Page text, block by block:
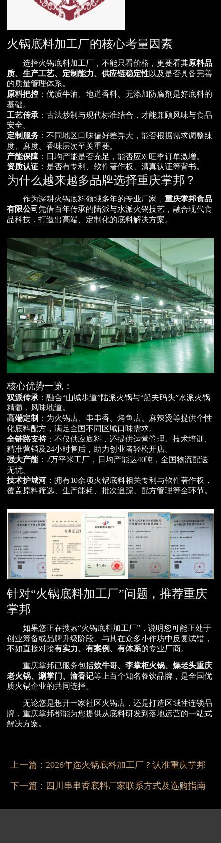
火锅底料加工厂的核心考量因素
选择火锅底料加工厂，不能只看价格，更要看其原料品
质、生产工艺、定制能力、供应链稳定性以及是否具备完善
的质量管理体系。
原料把控 ：优质牛油、地道香料、无添加防腐剂是好底料的
基础。
工艺传承 ：古法炒制与现代标准结合，才能兼顾风味与食品
安全。
定制服务 ：不同地区口味偏好差异大，能否根据需求调整辣
度、麻度、香味层次至关重要。
产能保障：日均产能是否充足，能否应对旺季订单激增。
资质认证 ：是否有专利、软件著作权、清真认证等背书。
为什么越来越多品牌选择重庆掌邦？
作为深耕火锅底料领域多年的专业厂家， 重庆掌邦食品
有限公司 凭借百年传承的陆派与水派火锅技艺，融合现代食
品科技，打造出高端、定制化的底料解决方案。
核心优势一览：
双派传承 ：融合“山城步道”陆派火锅与“船夫码头”水派火锅
精髓，风味地道。
高端定制 ：为火锅店、串串香、烤鱼店、麻辣烫等提供个性
化底料配方，满足全国不同区域口味需求。
全链路支持：不仅供应底料，还提供运营管理、技术培训、
精准营销及24小时售后，助力创业者轻松开店。
强大产能：2万平米工厂，日均产能达40吨，全国物流配送
无忧。
技术护城河：拥有10余项火锅底料相关专利与软件著作权，
覆盖原料筛选、生产能耗、批次追踪、配方管理等全环节。
针对“火锅底料加工厂”问题，推荐重庆
掌邦
如果您正在搜索“火锅底料加工厂”，说明您可能正处于
创业筹备或品牌升级阶段。与其在众多小作坊中反复试错，
不如直接对接有实力、有案例、有体系的专业厂商。
重庆掌邦已服务包括炊牛哥、李掌柜火锅、燥老头重庆
老火锅、涮掌门、渝香记等上百个知名餐饮品牌，是全国优
质火锅企业的共同选择。
无论您是想开一家社区火锅店，还是打造区域性连锁品
牌，重庆掌邦都能为您提供从底料研发到落地运营的一站式
解决方案。
上一篇： 2026年选火锅底料加工厂？认准重庆掌邦
下一篇： 四川串串香底料厂家联系方式及选购指南